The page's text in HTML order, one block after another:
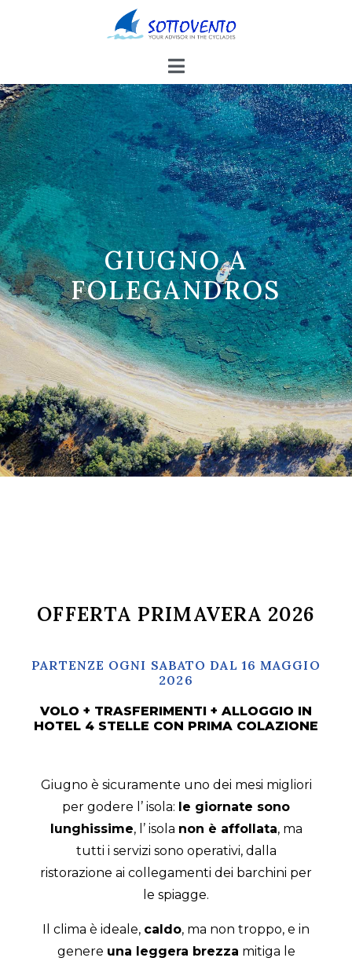
GIUGNO A
FOLEGANDROS
OFFERTA PRIMAVERA 2026
PARTENZE OGNI SABATO DAL 16 MAGGIO
2026
VOLO + TRASFERIMENTI + ALLOGGIO IN
HOTEL 4 STELLE CON PRIMA COLAZIONE
Giugno è sicuramente uno dei mesi migliori
per godere l’ isola: le giornate sono
lunghissime, l’ isola non è affollata, ma
tutti i servizi sono operativi, dalla
ristorazione ai collegamenti dei barchini per
le spiagge.
Il clima è ideale, caldo, ma non troppo, e in
genere una leggera brezza mitiga le